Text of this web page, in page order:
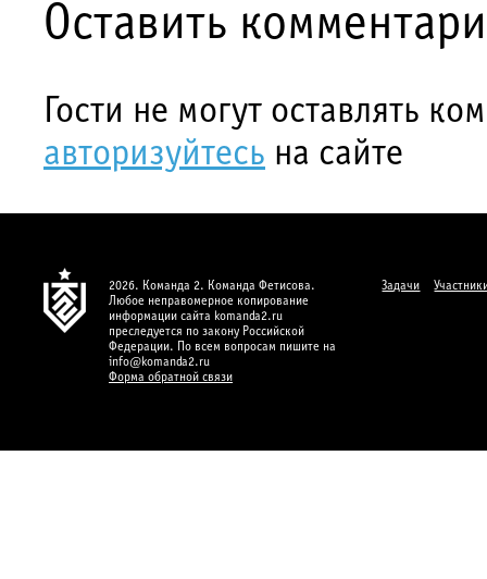
Оставить
Гости не могут оставлять
авторизуйтесь на сайте
2026. Команда 2. Команда Фетисова.
Любое неправомерное копирование
информации сайта komanda2.ru
преследуется по закону Российской
Федерации. По всем вопросам пишите на
info@komanda2.ru
Форма обратной связи
Задачи